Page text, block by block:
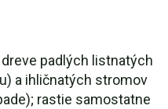
padlých listnatých
a ihličnatých stromov
rastie samostatne